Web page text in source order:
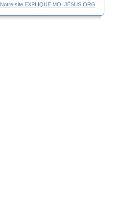
Notre site EXPLIQUE MOI JÉSUS.ORG